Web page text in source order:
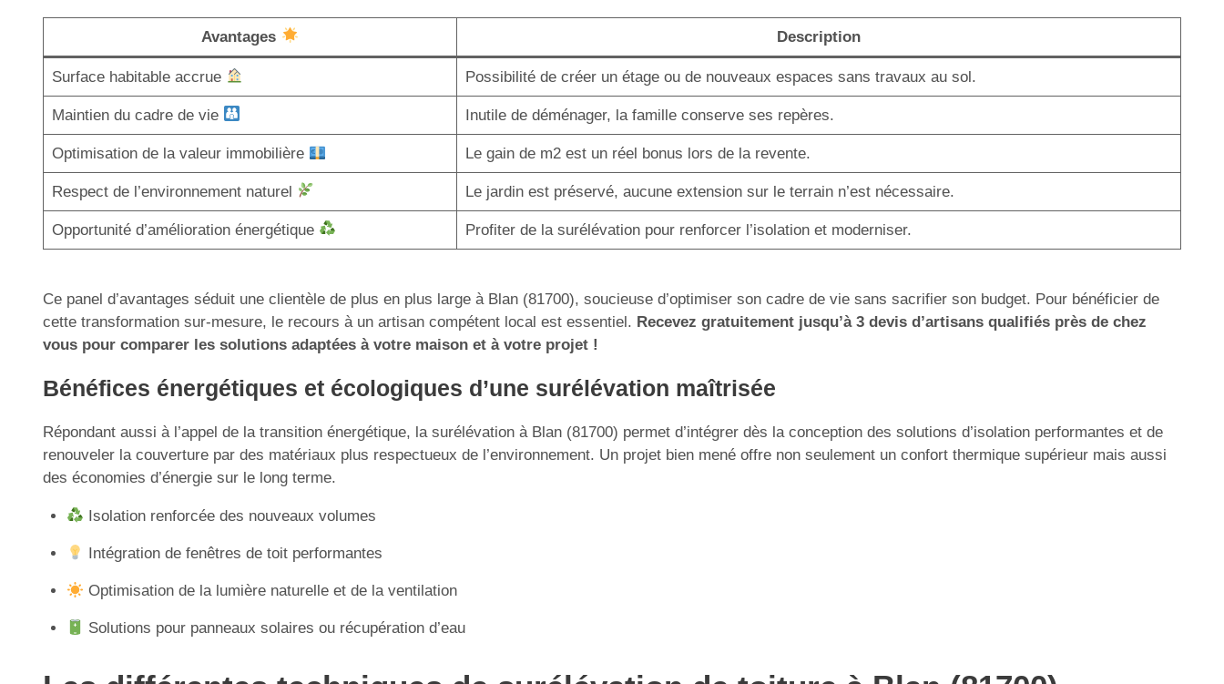
Avantages Description
Surface habitable accrue Possibilité de créer un étage ou de nouveaux espaces sans travaux au sol.
Maintien du cadre de vie Inutile de déménager, la famille conserve ses repères.
Optimisation de la valeur immobilière Le gain de m2 est un réel bonus lors de la revente.
Respect de l’environnement naturel Le jardin est préservé, aucune extension sur le terrain n’est nécessaire.
Opportunité d’amélioration énergétique Profiter de la surélévation pour renforcer l’isolation et moderniser.
Ce panel d’avantages séduit une clientèle de plus en plus large à Blan (81700), soucieuse d’optimiser son cadre de vie sans sacrifier son budget. Pour bénéficier de
cette transformation sur-mesure, le recours à un artisan compétent local est essentiel. Recevez gratuitement jusqu’à 3 devis d’artisans qualifiés près de chez
vous pour comparer les solutions adaptées à votre maison et à votre projet !
Bénéfices énergétiques et écologiques d’une surélévation maîtrisée
Répondant aussi à l’appel de la transition énergétique, la surélévation à Blan (81700) permet d’intégrer dès la conception des solutions d’isolation performantes et de
renouveler la couverture par des matériaux plus respectueux de l’environnement. Un projet bien mené offre non seulement un confort thermique supérieur mais aussi
des économies d’énergie sur le long terme.
Isolation renforcée des nouveaux volumes
Intégration de fenêtres de toit performantes
Optimisation de la lumière naturelle et de la ventilation
Solutions pour panneaux solaires ou récupération d’eau